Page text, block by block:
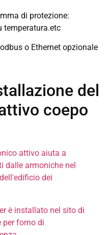
di protezione:
temperatura.etc
o Ethernet opzionale
del
coepo
attivo aiuta a
dalle armoniche nel
dei
è installato nel sito di
per forno di